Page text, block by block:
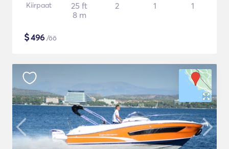
Kiirpaat
25 ft
8 m
2 1 1
$496 /öö